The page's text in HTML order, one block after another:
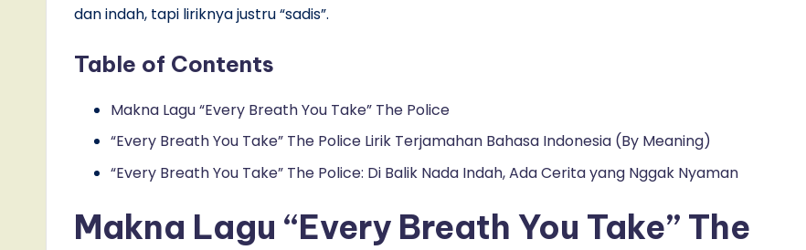
dan indah, tapi liriknya justru “sadis”.
Table of Contents
Makna Lagu “Every Breath You Take” The Police
“Every Breath You Take” The Police Lirik Terjamahan Bahasa Indonesia (By Meaning)
“Every Breath You Take” The Police: Di Balik Nada Indah, Ada Cerita yang Nggak Nyaman
Makna Lagu “Every Breath You Take” The